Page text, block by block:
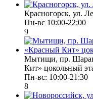
Красногорск, ул.
Пн-вс 10:00-22:00
9
Мытищи, пр.
Кит» цокольный
Пн-вс: 10:00-21:30
8